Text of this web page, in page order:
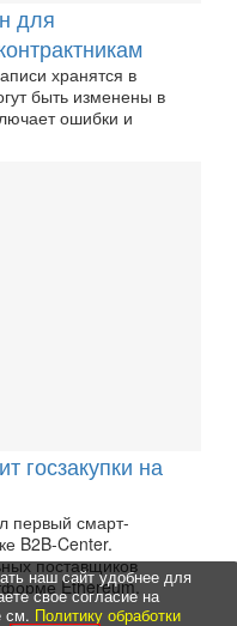
для
хранятся в
быть изменены в
ошибки и
госзакупки на
первый смарт-
B2B-Center.
поставщиков
Ethereum.
наш сайт удобнее для
свое согласие на
см. Политику обработки